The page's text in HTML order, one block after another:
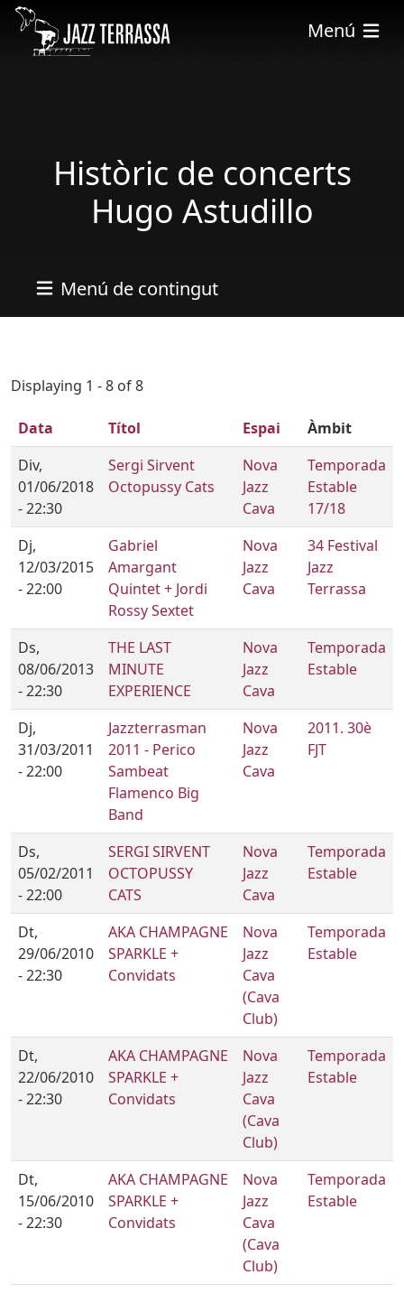
Vés al contingut
Menú
Històric de concerts
Hugo Astudillo
Menú de contingut
Displaying 1 - 8 of 8
Data Títol Espai
Àmbit
Div,
01/06/2018
- 22:30
Sergi Sirvent
Octopussy Cats
Nova
Jazz
Cava
Temporada
Estable
17/18
Dj,
12/03/2015
- 22:00
Gabriel
Amargant
Quintet + Jordi
Rossy Sextet
Nova
Jazz
Cava
34 Festival
Jazz
Terrassa
Ds,
08/06/2013
- 22:30
THE LAST
MINUTE
EXPERIENCE
Nova
Jazz
Cava
Temporada
Estable
Dj,
31/03/2011
- 22:00
Jazzterrasman
2011 - Perico
Sambeat
Flamenco Big
Band
Nova
Jazz
Cava
2011. 30è
FJT
Ds,
05/02/2011
- 22:00
SERGI SIRVENT
OCTOPUSSY
CATS
Nova
Jazz
Cava
Temporada
Estable
Dt,
29/06/2010
- 22:30
AKA CHAMPAGNE
SPARKLE +
Convidats
Nova
Jazz
Cava
(Cava
Club)
Temporada
Estable
Dt,
22/06/2010
- 22:30
AKA CHAMPAGNE
SPARKLE +
Convidats
Nova
Jazz
Cava
(Cava
Club)
Temporada
Estable
Dt,
15/06/2010
- 22:30
AKA CHAMPAGNE
SPARKLE +
Convidats
Nova
Jazz
Cava
(Cava
Club)
Temporada
Estable